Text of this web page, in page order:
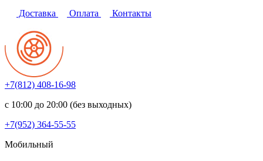
Доставка Оплата Контакты
+7(812) 408-16-98
с 10:00 до 20:00 (без выходных)
+7(952) 364-55-55
Мобильный